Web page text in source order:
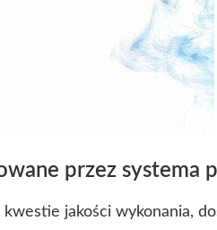
przez systema
jakości wykonania,